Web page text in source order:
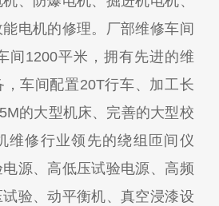
电机的修理。厂部维修车间
间1200平米，拥有先进的维
车间配置20T行车、加工长
的大型机床、完善的大型校
维修行业领先的绕组匝间仪
源、高低压试验电源、高频
验、动平衡机、真空浸漆设